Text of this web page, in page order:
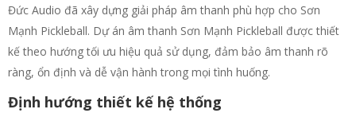
Đức Audio đã xây dựng giải pháp âm thanh phù hợp cho Sơn
Mạnh Pickleball. Dự án âm thanh Sơn Mạnh Pickleball được thiết
kế theo hướng tối ưu hiệu quả sử dụng, đảm bảo âm thanh rõ
ràng, ổn định và dễ vận hành trong mọi tình huống.
Định hướng thiết kế hệ thống